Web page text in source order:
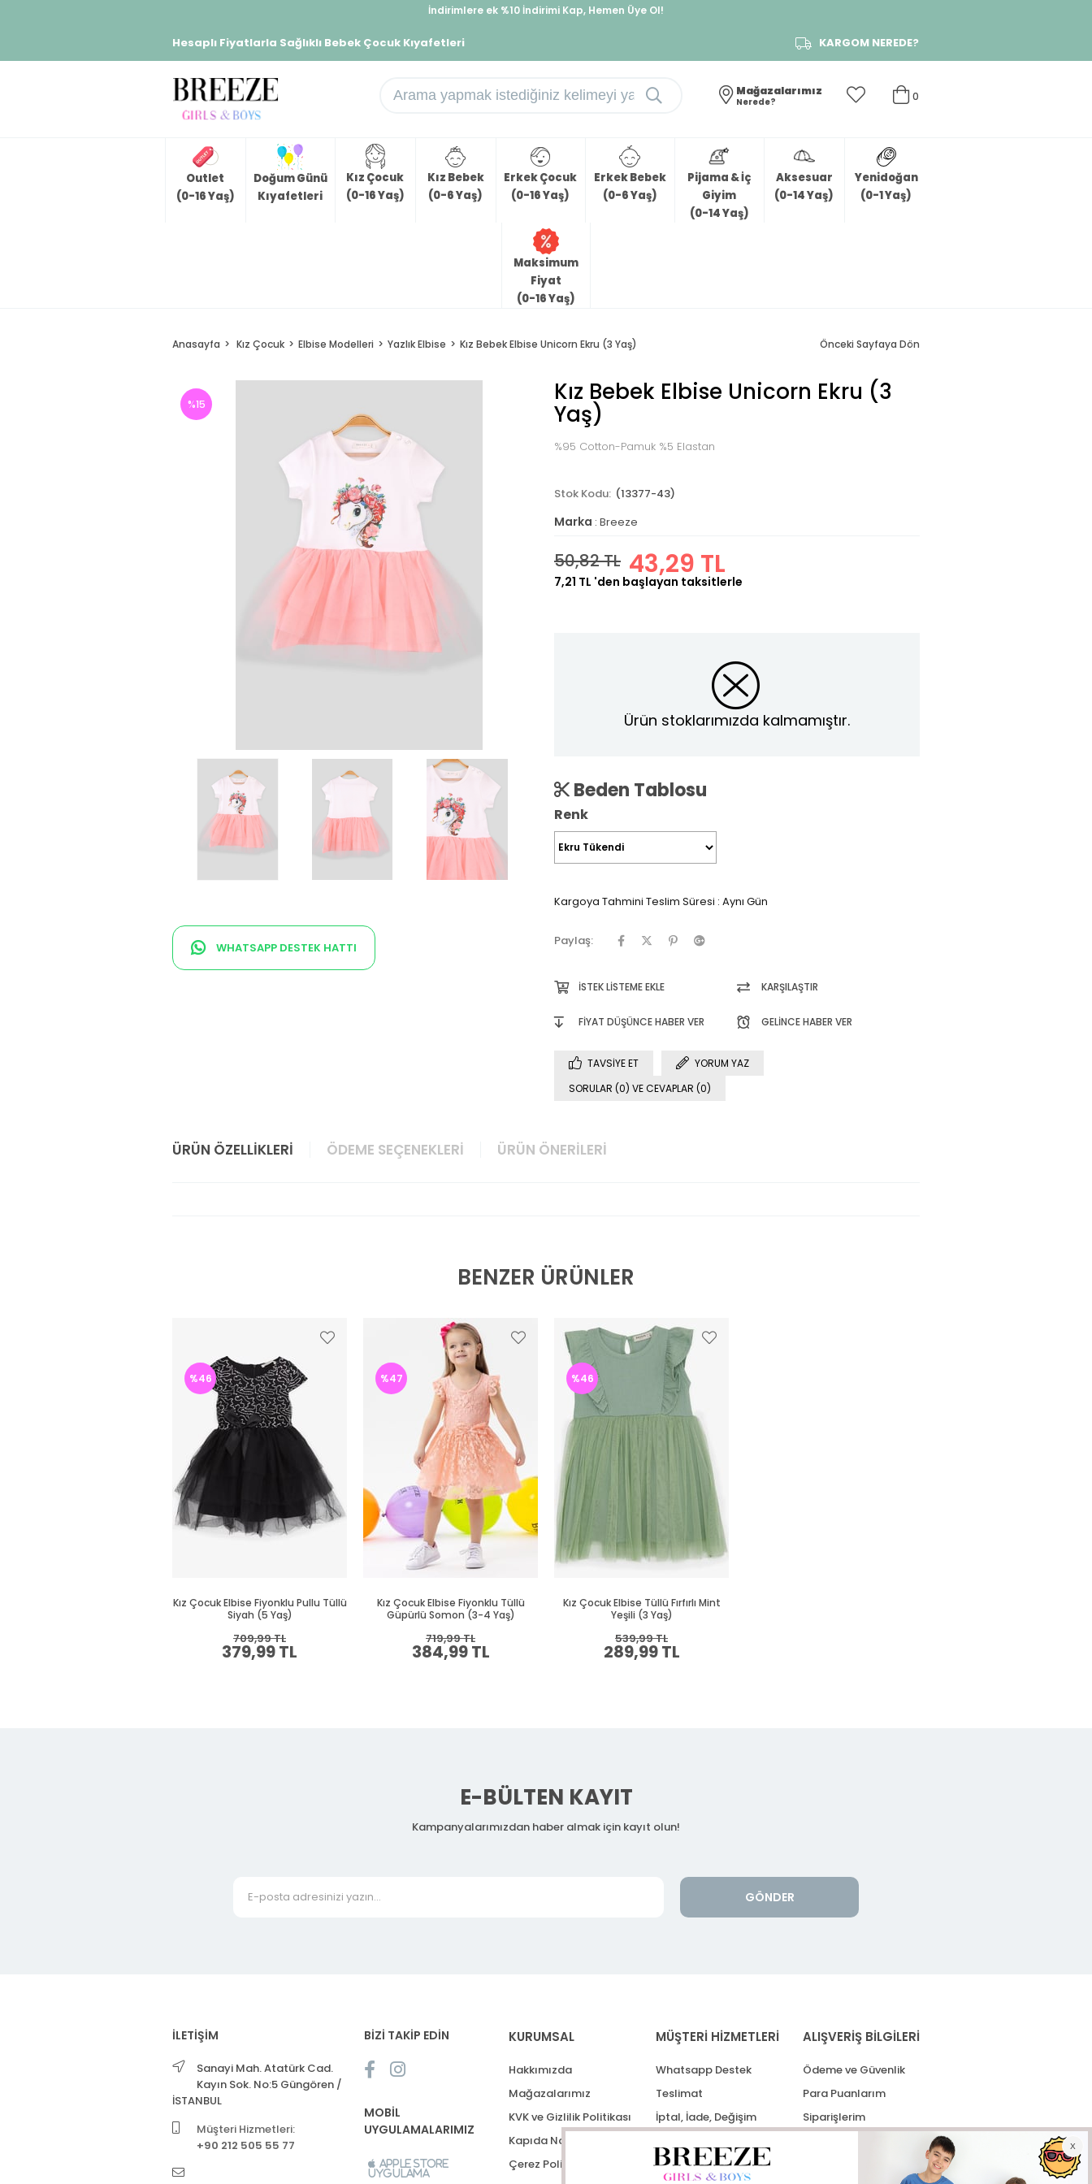
İndirimlere ek %10 İndirimi Kap, Hemen Üye Ol!
Hesaplı Fiyatlarla Sağlıklı Bebek Çocuk Kıyafetleri KARGOM NEREDE?
0
Mağazalarımız
Nerede?
Outlet
(0-16 Yaş)
Doğum Günü
Kıyafetleri
Kız Çocuk
(0-16 Yaş)
Kız Bebek
(0-6 Yaş)
Erkek Çocuk
(0-16 Yaş)
Erkek Bebek
(0-6 Yaş)
Pijama & İç
Giyim
(0-14 Yaş)
Aksesuar
(0-14 Yaş)
Yenidoğan
(0-1 Yaş)
Maksimum
Fiyat
(0-16 Yaş)
Anasayfa Kız Çocuk Elbise Modelleri Yazlık Elbise Kız Bebek Elbise Unicorn Ekru (3 Yaş) Önceki Sayfaya Dön
%15
WHATSAPP DESTEK HATTI
Kız Bebek Elbise Unicorn Ekru (3
Yaş)
%95 Cotton-Pamuk %5 Elastan
(13377-43)
Marka : Breeze
50,82 TL 43,29 TL
7,21 TL 'den başlayan taksitlerle
Ürün stoklarımızda kalmamıştır.
Beden Tablosu
Renk
Kargoya Tahmini Teslim Süresi : Aynı Gün
Paylaş:
İSTEK LISTEME EKLE KARŞILAŞTIR
FIYAT DÜŞÜNCE HABER VER GELINCE HABER VER
TAVSIYE ET
YORUM YAZ
SORULAR (0) VE CEVAPLAR (0)
ÜRÜN ÖZELLIKLERI ÖDEME SEÇENEKLERI ÜRÜN ÖNERILERI
BENZER ÜRÜNLER
Kız Çocuk Elbise Fiyonklu Pullu Tüllü
Siyah (5 Yaş)
379,99 TL
709,99 TL
%46
Kız Çocuk Elbise Fiyonklu Tüllü
Güpürlü Somon (3-4 Yaş)
384,99 TL
719,99 TL
%47
Kız Çocuk Elbise Tüllü Fırfırlı Mint
Yeşili (3 Yaş)
289,99 TL
539,99 TL
%46
E-BÜLTEN KAYIT
Kampanyalarımızdan haber almak için kayıt olun!
GÖNDER
İLETİŞİM
Sanayi Mah. Atatürk Cad.
Kayın Sok. No:5 Güngören /
İSTANBUL
Müşteri Hizmetleri:
+90 212 505 55 77
BİZİ TAKİP EDİN
MOBİL
UYGULAMALARIMIZ
Apple Store
Uygulama
KURUMSAL
Hakkımızda
Mağazalarımız
KVK ve Gizlilik Politikası
Kapıda Nakit Ödeme
Çerez Politikası
MÜŞTERİ HİZMETLERİ
Whatsapp Destek
Teslimat
İptal, İade, Değişim
ALIŞVERİŞ BİLGİLERİ
Ödeme ve Güvenlik
Para Puanlarım
Siparişlerim